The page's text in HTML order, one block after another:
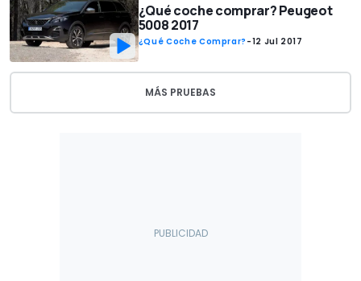
¿Qué coche comprar? Peugeot
5008 2017
¿Qué Coche Comprar? -12 Jul 2017
MÁS PRUEBAS